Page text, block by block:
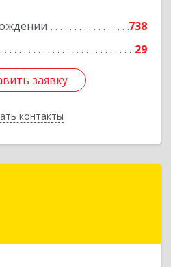
738
29
заявку
контакты
Подробнее
заявку
Назад
обл, Орехово-Зуево г,